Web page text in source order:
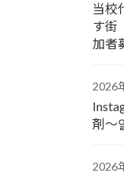
当校
す街
加者
2026
剤～
2026